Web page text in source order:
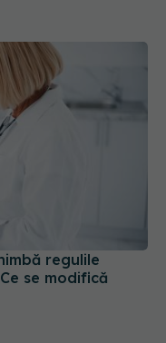
regulile
se modifică